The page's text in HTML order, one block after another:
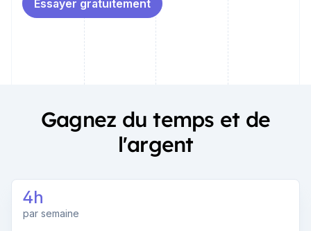
Essayer gratuitement
Gagnez du temps et de
l'argent
4h
par semaine